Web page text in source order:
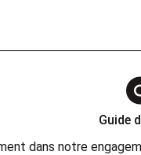
Guide
dans notre